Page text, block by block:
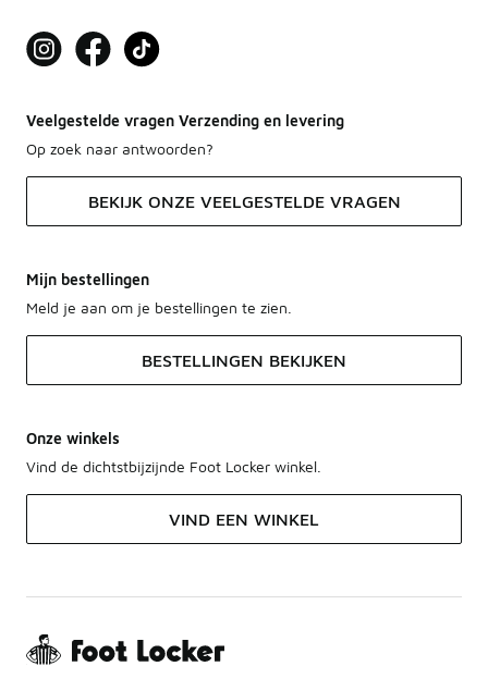
Veelgestelde vragen Verzending en levering
Op zoek naar antwoorden?
BEKIJK ONZE VEELGESTELDE VRAGEN
Mijn bestellingen
Meld je aan om je bestellingen te zien.
BESTELLINGEN BEKIJKEN
Onze winkels
Vind de dichtstbijzijnde Foot Locker winkel.
VIND EEN WINKEL